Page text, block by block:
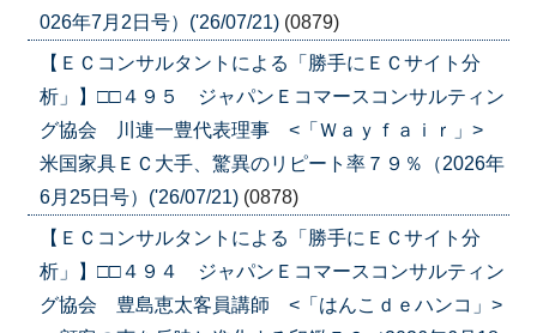
026年7月2日号）('26/07/21) (0879)
【ＥＣコンサルタントによる「勝手にＥＣサイト分
析」】□□４９５ ジャパンＥコマースコンサルティン
グ協会 川連一豊代表理事 <「Ｗａｙｆａｉｒ」>
米国家具ＥＣ大手、驚異のリピート率７９％（2026年
6月25日号）('26/07/21) (0878)
【ＥＣコンサルタントによる「勝手にＥＣサイト分
析」】□□４９４ ジャパンＥコマースコンサルティン
グ協会 豊島恵太客員講師 <「はんこｄｅハンコ」>